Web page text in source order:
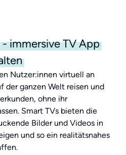
immersive TV App
Nutzer:innen virtuell an
der ganzen Welt reisen und
ohne ihr
Smart TVs bieten die
Bilder und Videos in
und so ein realitätsnahes